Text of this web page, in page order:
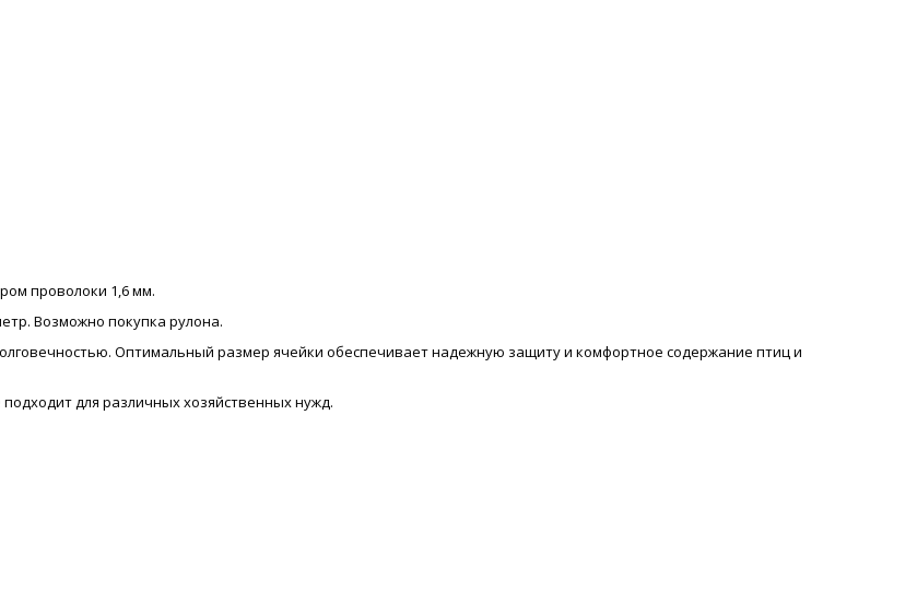
проволоки 1,6 мм.
Возможно покупка рулона.
Оптимальный размер ячейки обеспечивает надежную защиту и комфортное содержание птиц и
для различных хозяйственных нужд.